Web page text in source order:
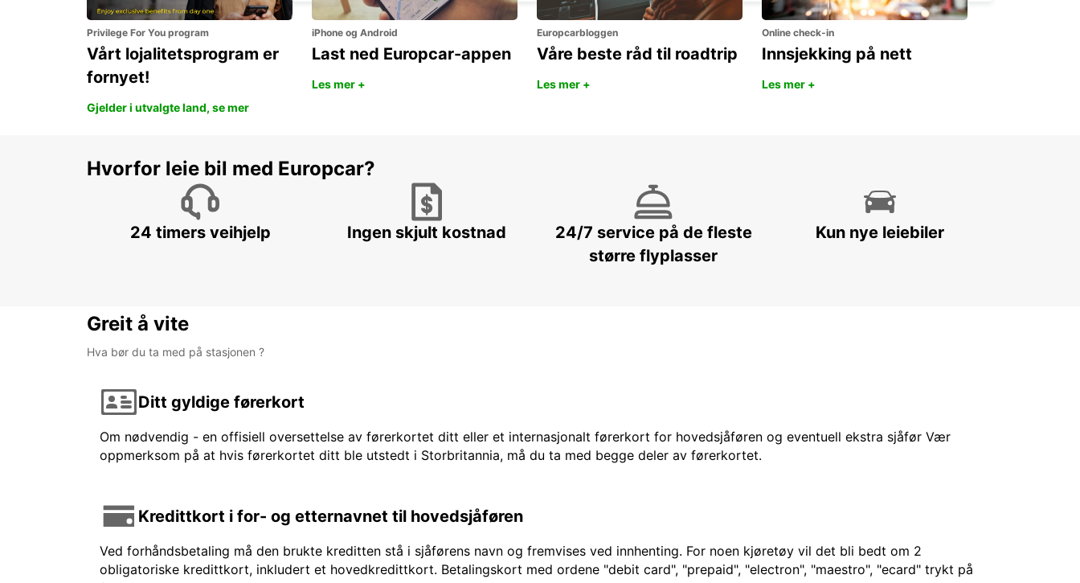
Privilege For You program
Vårt lojalitetsprogram er
fornyet!
Gjelder i utvalgte land, se mer
iPhone og Android
Last ned Europcar-appen
Les mer +
Europcarbloggen
Våre beste råd til roadtrip
Les mer +
Online check-in
Innsjekking på nett
Les mer +
Hvorfor leie bil med Europcar?
24 timers veihjelp Ingen skjult kostnad
24/7 service på de fleste
større flyplasser
Kun nye leiebiler
Greit å vite
Hva bør du ta med på stasjonen ?
Ditt gyldige førerkort
Om nødvendig - en offisiell oversettelse av førerkortet ditt eller et internasjonalt førerkort for hovedsjåføren og eventuell ekstra sjåfør Vær
oppmerksom på at hvis førerkortet ditt ble utstedt i Storbritannia, må du ta med begge deler av førerkortet.
Kredittkort i for- og etternavnet til hovedsjåføren
Ved forhåndsbetaling må den brukte kreditten stå i sjåførens navn og fremvises ved innhenting. For noen kjøretøy vil det bli bedt om 2
obligatoriske kredittkort, inkludert et hovedkredittkort. Betalingskort med ordene "debit card", "prepaid", "electron", "maestro", "ecard" trykt på